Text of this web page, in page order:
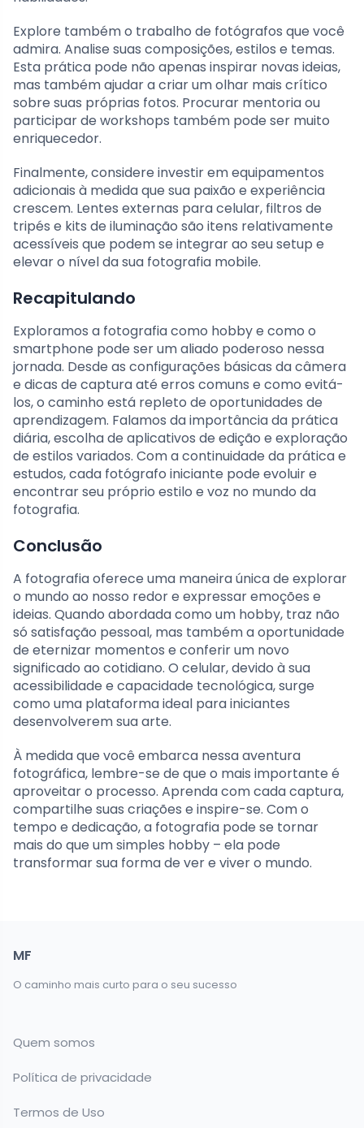
Explore também o trabalho de fotógrafos que você
admira. Analise suas composições, estilos e temas.
Esta prática pode não apenas inspirar novas ideias,
mas também ajudar a criar um olhar mais crítico
sobre suas próprias fotos. Procurar mentoria ou
participar de workshops também pode ser muito
enriquecedor.
Finalmente, considere investir em equipamentos
adicionais à medida que sua paixão e experiência
crescem. Lentes externas para celular, filtros de
tripés e kits de iluminação são itens relativamente
acessíveis que podem se integrar ao seu setup e
elevar o nível da sua fotografia mobile.
Recapitulando
Exploramos a fotografia como hobby e como o
smartphone pode ser um aliado poderoso nessa
jornada. Desde as configurações básicas da câmera
e dicas de captura até erros comuns e como evitá-
los, o caminho está repleto de oportunidades de
aprendizagem. Falamos da importância da prática
diária, escolha de aplicativos de edição e exploração
de estilos variados. Com a continuidade da prática e
estudos, cada fotógrafo iniciante pode evoluir e
encontrar seu próprio estilo e voz no mundo da
fotografia.
Conclusão
A fotografia oferece uma maneira única de explorar
o mundo ao nosso redor e expressar emoções e
ideias. Quando abordada como um hobby, traz não
só satisfação pessoal, mas também a oportunidade
de eternizar momentos e conferir um novo
significado ao cotidiano. O celular, devido à sua
acessibilidade e capacidade tecnológica, surge
como uma plataforma ideal para iniciantes
desenvolverem sua arte.
À medida que você embarca nessa aventura
fotográfica, lembre-se de que o mais importante é
aproveitar o processo. Aprenda com cada captura,
compartilhe suas criações e inspire-se. Com o
tempo e dedicação, a fotografia pode se tornar
mais do que um simples hobby – ela pode
transformar sua forma de ver e viver o mundo.
MF
O caminho mais curto para o seu sucesso
Quem somos
Política de privacidade
Termos de Uso